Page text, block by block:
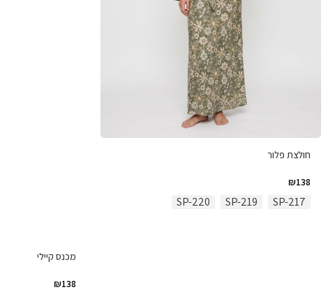
חולצת פלור
₪138
SP-217
SP-219
SP-220
מכנס קיילי
₪138